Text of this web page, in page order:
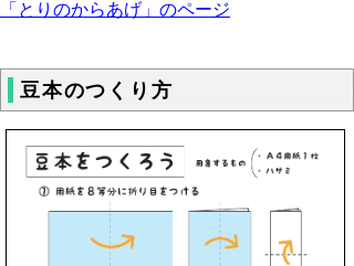
「とりのからあげ」のページ
豆本のつくり方